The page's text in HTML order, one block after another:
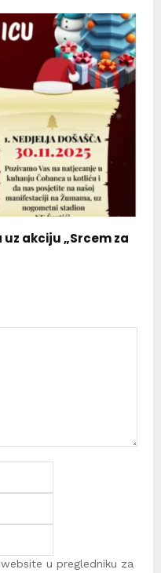
akciju „Srcem za
u pregledniku za